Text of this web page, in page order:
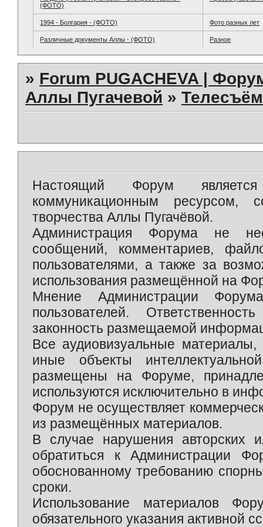
(ФОТО)
1994 - Болгария - (ФОТО) Фото разных лет
Различные документы Аллы - (ФОТО) Разное
» Forum PUGACHEVA |
Аллы Пугачевой »
Настоящий Форум является
коммуникационным ресурсом,
творчества Аллы Пугачёвой.
Администрация Форума не
сообщений, комментариев,
пользователями, а также за
использования размещённой на
Мнение Администрации
пользователей.
законность размещаемой
Все аудиовизуальные
иные объекты
размещены на Форуме,
используются исключительно в
Форум не осуществляет
из размещённых материалов.
В случае нарушения авторских
обратиться к Администрации
обоснованному требованию
сроки.
Использование материалов
обязательного указания активной